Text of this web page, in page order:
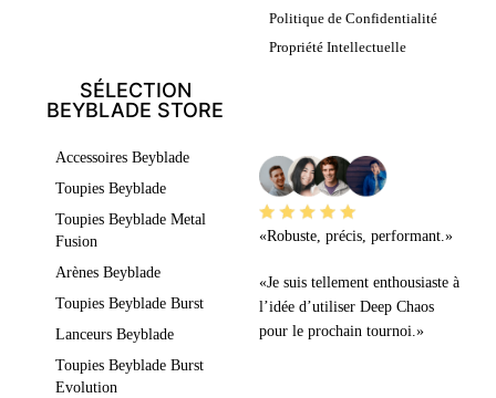
Politique de Confidentialité
Propriété Intellectuelle
SÉLECTION
BEYBLADE STORE
Accessoires Beyblade
Toupies Beyblade
Toupies Beyblade Metal
Fusion
Arènes Beyblade
Toupies Beyblade Burst
Lanceurs Beyblade
Toupies Beyblade Burst
Evolution
«Robuste, précis, performant.»
«Je suis tellement enthousiaste à
l’idée d’utiliser Deep Chaos
pour le prochain tournoi.»